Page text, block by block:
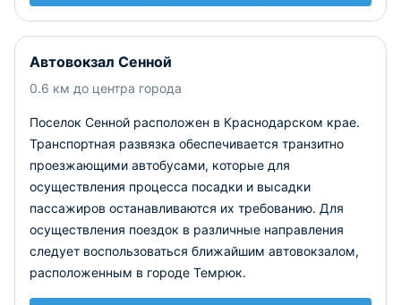
Автовокзал Сенной
0.6 км до центра города
Поселок Сенной расположен в Краснодарском крае.
Транспортная развязка обеспечивается транзитно
проезжающими автобусами, которые для
осуществления процесса посадки и высадки
пассажиров останавливаются их требованию. Для
осуществления поездок в различные направления
следует воспользоваться ближайшим автовокзалом,
расположенным в городе Темрюк.